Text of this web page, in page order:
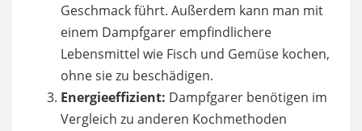
Geschmack führt. Außerdem kann man mit
einem Dampfgarer empfindlichere
Lebensmittel wie Fisch und Gemüse kochen,
ohne sie zu beschädigen.
Energieeffizient: Dampfgarer benötigen im
Vergleich zu anderen Kochmethoden